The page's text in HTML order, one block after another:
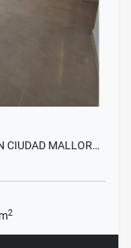
CIUDAD MALLOR…
2